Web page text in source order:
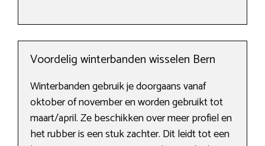
Voordelig winterbanden wisselen Bern
Winterbanden gebruik je doorgaans vanaf
oktober of november en worden gebruikt tot
maart/april. Ze beschikken over meer profiel en
het rubber is een stuk zachter. Dit leidt tot een